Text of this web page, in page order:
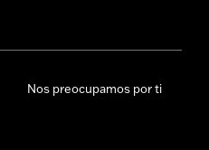
Nos preocupamos por ti